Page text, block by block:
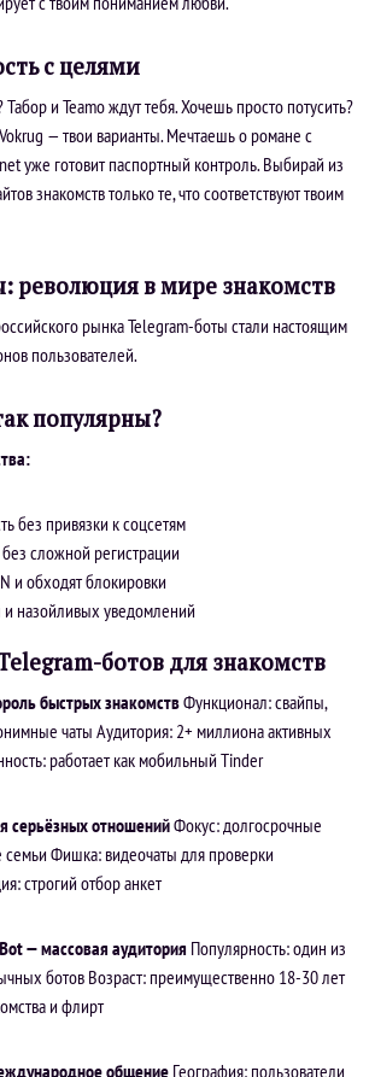
с целями
и Teamo ждут тебя. Хочешь просто потусить?
— твои варианты. Мечтаешь о романе с
уже готовит паспортный контроль. Выбирай из
знакомств только те, что соответствуют твоим
революция в мире знакомств
рынка Telegram-боты стали настоящим
пользователей.
популярны?
без привязки к соцсетям
сложной регистрации
и обходят блокировки
назойливых уведомлений
ботов для знакомств
быстрых знакомствФункционал: свайпы,
чаты Аудитория: 2+ миллиона активных
работает как мобильный Tinder
серьёзных отношенийФокус: долгосрочные
Фишка: видеочаты для проверки
строгий отбор анкет
— массовая аудитория Популярность: один из
ботов Возраст: преимущественно 18-30 лет
и флирт
общение География: пользователи